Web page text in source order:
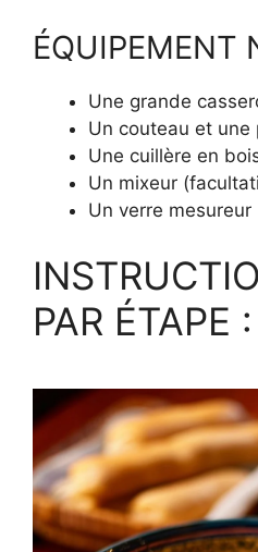
ÉQUIPEMENT
Une grande
Un couteau et une
Une cuillère en
Un mixeur
Un verre mesureur
PAR ÉTAPE :